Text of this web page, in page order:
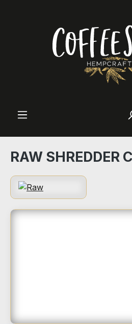
RAW SHREDDER
Bildergalerie überspringen